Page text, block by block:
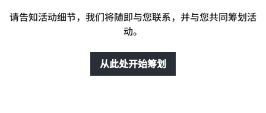
请告知活动细节，我们将随即与您联系，并与您共同筹划活
动。
从此处开始筹划